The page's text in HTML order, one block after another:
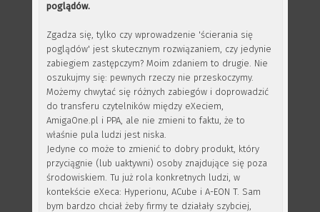
poglądów.
Zgadza się, tylko czy wprowadzenie 'ścierania się
poglądów' jest skutecznym rozwiązaniem, czy jedynie
zabiegiem zastępczym? Moim zdaniem to drugie. Nie
oszukujmy się: pewnych rzeczy nie przeskoczymy.
Możemy chwytać się różnych zabiegów i doprowadzić
do transferu czytelników między eXeciem,
AmigaOne.pl i PPA, ale nie zmieni to faktu, że to
właśnie pula ludzi jest niska.
Jedyne co może to zmienić to dobry produkt, który
przyciągnie (lub uaktywni) osoby znajdujące się poza
środowiskiem. Tu już rola konkretnych ludzi, w
kontekście eXeca: Hyperionu, ACube i A-EON T. Sam
bym bardzo chciał żeby firmy te działały szybciej,